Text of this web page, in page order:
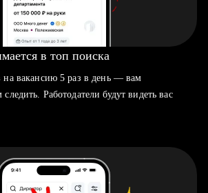
в топ поиска
на вакансию 5 раз в день — вам
Работодатели будут видеть вас